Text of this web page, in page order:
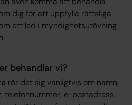
dig för att uppfylla rättsliga
ett led i myndighetsutövning
behandlar vi?
rör det sig vanligtvis om namn,
telefonnummer, e-postadress,